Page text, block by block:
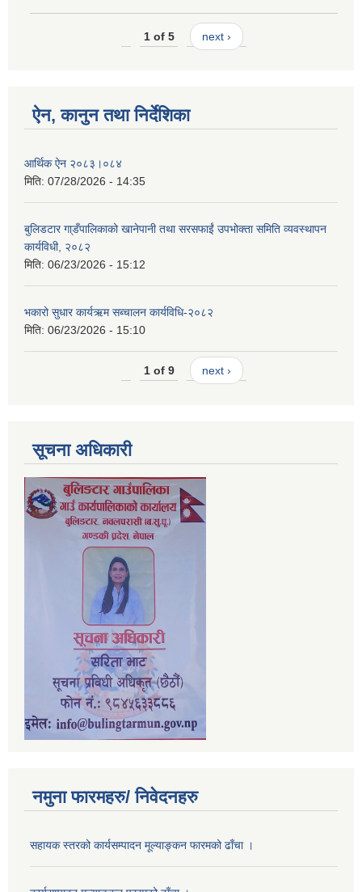
1 of 5 next ›
ऐन, कानुन तथा निर्देशिका
आर्थिक ऐन २०८३।०८४
मिति: 07/28/2026 - 14:35
बुलिडटार गा्डँपालिकाको खानेपानी तथा सरसफाईं उपभोक्ता समिति व्यवस्थापन
कार्यविधी, २०८२
मिति: 06/23/2026 - 15:12
भकारो सुधार कार्यऋम सब्चालन कार्यविधि-२०८२
मिति: 06/23/2026 - 15:10
1 of 9 next ›
सूचना अधिकारी
नमुना फारमहरु/ निवेदनहरु
सहायक स्तरको कार्यसम्पादन मूल्याङ्कन फारमको ढाँचा ।